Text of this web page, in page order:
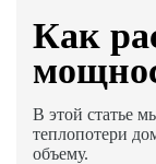
Как
В этой статье
теплопотери
объему.